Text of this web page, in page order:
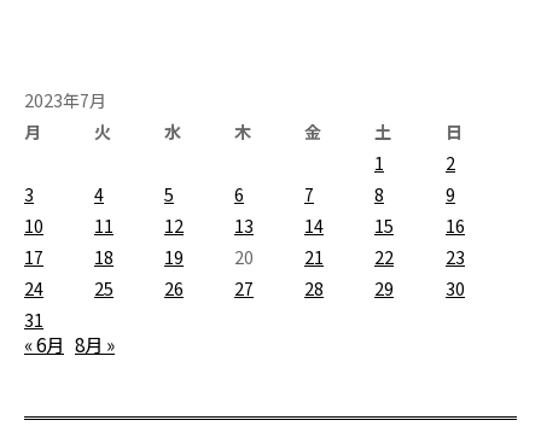
2023年7月
月
火 水 木 金 土
日
1
2
3
4 5 6 7 8
9
10
11 12 13 14 15
16
17
18 19 20 21 22
23
24
25 26 27 28 29
30
31
« 6月 8月 »